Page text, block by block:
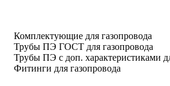
Комплектующие для газопровода
Трубы ПЭ ГОСТ для газопровода
Трубы ПЭ с доп. характеристиками
Фитинги для газопровода